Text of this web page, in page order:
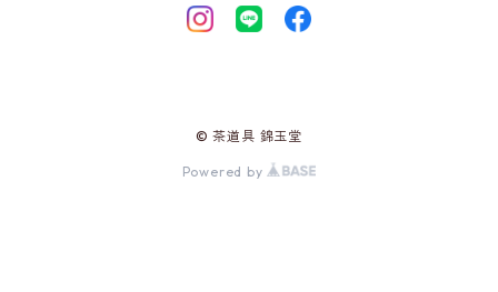
© 茶道具 錦玉堂
Powered by